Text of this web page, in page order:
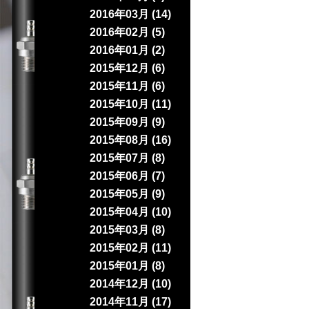
2016年03月 (14)
2016年02月 (5)
2016年01月 (2)
2015年12月 (6)
2015年11月 (6)
2015年10月 (11)
2015年09月 (9)
2015年08月 (16)
2015年07月 (8)
2015年06月 (7)
2015年05月 (9)
2015年04月 (10)
2015年03月 (8)
2015年02月 (11)
2015年01月 (8)
2014年12月 (10)
2014年11月 (17)